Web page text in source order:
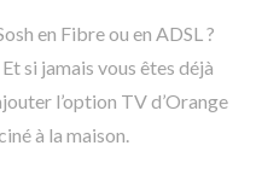
en Fibre ou en ADSL ?
si jamais vous êtes déjà
l’option TV d’Orange
à la maison.